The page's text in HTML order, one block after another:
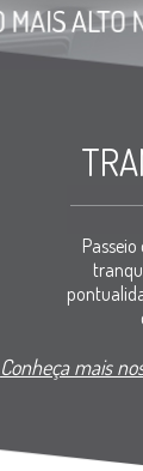
Conheça mais